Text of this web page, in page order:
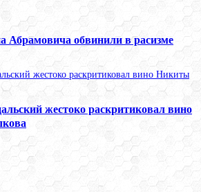
Абрамовича обвинили в расизме
жестоко раскритиковал вино